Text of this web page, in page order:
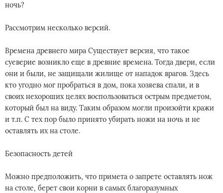
ночь?
Рассмотрим несколько версий.
Времена древнего мира Существует версия, что такое
суеверие возникло еще в древние времена. Тогда двери, если
они и были, не защищали жилище от нападок врагов. Здесь
кто угодно мог пробраться в дом, пока хозяева спали, и в
своих нехороших целях воспользоваться острым предметом,
который был на виду. Таким образом могли произойти кражи
и т.п. С тех пор было принято убирать ножи на ночь и не
оставлять их на столе.
Безопасность детей
Можно предположить, что примета о запрете оставлять нож
на столе, берет свои корни в самых благоразумных